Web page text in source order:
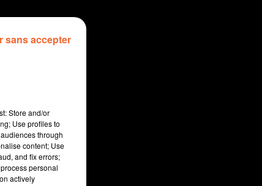
Store and/or
Use profiles to
through
content; Use
and fix errors;
personal
actively
sans accepter